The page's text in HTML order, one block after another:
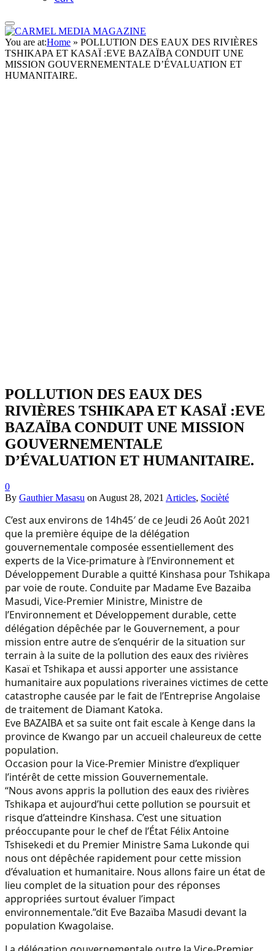
You are at:Home » POLLUTION DES EAUX DES RIVIÈRES
TSHIKAPA ET KASAÏ :EVE BAZAÏBA CONDUIT UNE
MISSION GOUVERNEMENTALE D’ÉVALUATION ET
HUMANITAIRE.
POLLUTION DES EAUX DES
RIVIÈRES TSHIKAPA ET KASAÏ :EVE
BAZAÏBA CONDUIT UNE MISSION
GOUVERNEMENTALE
D’ÉVALUATION ET HUMANITAIRE.
0
By Gauthier Masasu on August 28, 2021 Articles, Socièté
C’est aux environs de 14h45′ de ce Jeudi 26 Août 2021
que la première équipe de la délégation
gouvernementale composée essentiellement des
experts de la Vice-primature à l’Environnement et
Développement Durable a quitté Kinshasa pour Tshikapa
par voie de route. Conduite par Madame Eve Bazaiba
Masudi, Vice-Premier Ministre, Ministre de
l’Environnement et Développement durable, cette
délégation dépêchée par le Gouvernement, a pour
mission entre autre de s’enquérir de la situation sur
terrain à la suite de la pollution des eaux des rivières
Kasaï et Tshikapa et aussi apporter une assistance
humanitaire aux populations riveraines victimes de cette
catastrophe causée par le fait de l’Entreprise Angolaise
de traitement de Diamant Katoka.
Eve BAZAIBA et sa suite ont fait escale à Kenge dans la
province de Kwango par un accueil chaleureux de cette
population.
Occasion pour la Vice-Premier Ministre d’expliquer
l’intérêt de cette mission Gouvernementale.
“Nous avons appris la pollution des eaux des rivières
Tshikapa et aujourd’hui cette pollution se poursuit et
risque d’atteindre Kinshasa. C’est une situation
préoccupante pour le chef de l’État Félix Antoine
Tshisekedi et du Premier Ministre Sama Lukonde qui
nous ont dépêchée rapidement pour cette mission
d’évaluation et humanitaire. Nous allons faire un état de
lieu complet de la situation pour des réponses
appropriées surtout évaluer l’impact
environnementale.”dit Eve Bazaïba Masudi devant la
population Kwagolaise.